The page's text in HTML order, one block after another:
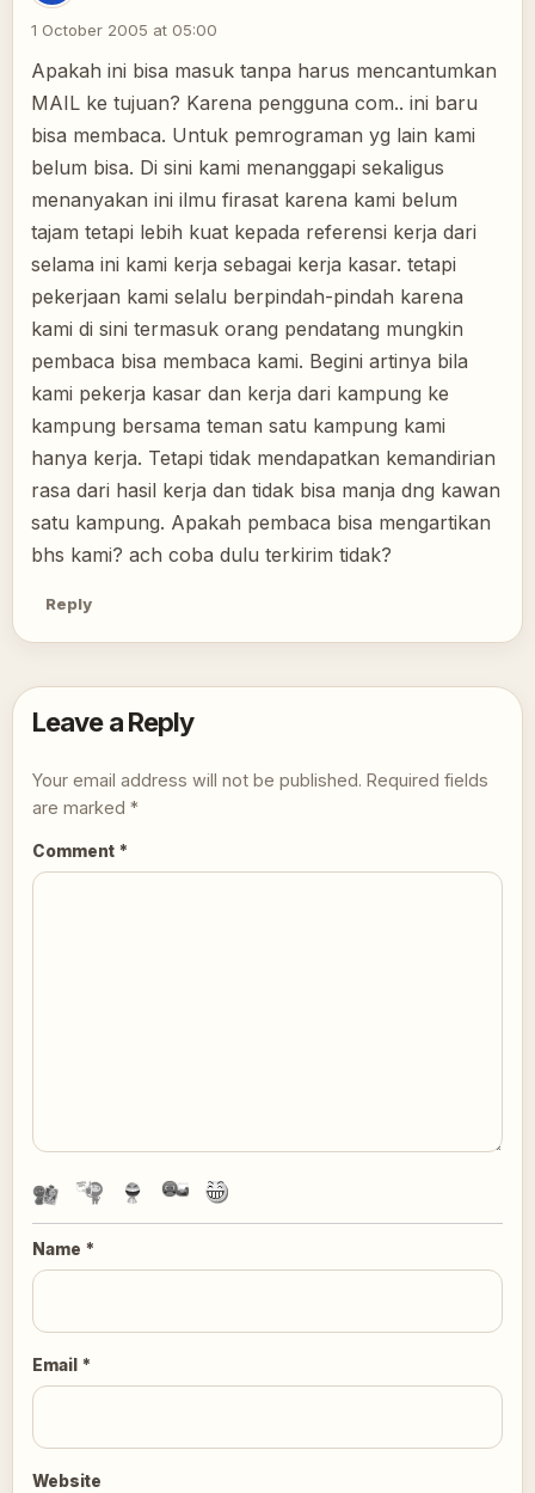
1 October 2005 at 05:00
Apakah ini bisa masuk tanpa harus mencantumkan
MAIL ke tujuan? Karena pengguna com.. ini baru
bisa membaca. Untuk pemrograman yg lain kami
belum bisa. Di sini kami menanggapi sekaligus
menanyakan ini ilmu firasat karena kami belum
tajam tetapi lebih kuat kepada referensi kerja dari
selama ini kami kerja sebagai kerja kasar. tetapi
pekerjaan kami selalu berpindah-pindah karena
kami di sini termasuk orang pendatang mungkin
pembaca bisa membaca kami. Begini artinya bila
kami pekerja kasar dan kerja dari kampung ke
kampung bersama teman satu kampung kami
hanya kerja. Tetapi tidak mendapatkan kemandirian
rasa dari hasil kerja dan tidak bisa manja dng kawan
satu kampung. Apakah pembaca bisa mengartikan
bhs kami? ach coba dulu terkirim tidak?
Reply
Leave a Reply
Your email address will not be published. Required fields
are marked *
Comment *
Name *
Email *
Website